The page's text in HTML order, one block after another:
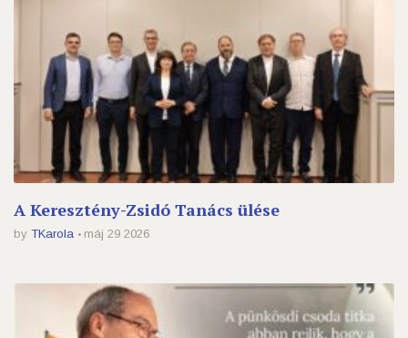
A Keresztény-Zsidó Tanács ülése
by TKarola máj 29 2026